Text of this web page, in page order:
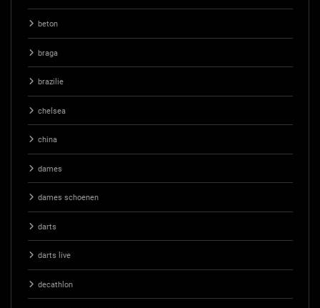
beton
braga
brazilie
chelsea
china
dames
dames schoenen
darts
darts live
decathlon